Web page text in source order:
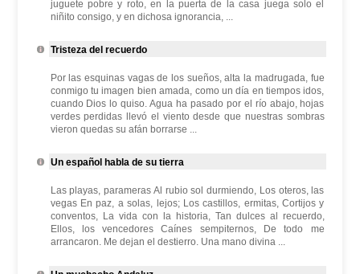
juguete pobre y roto, en la puerta de la casa juega solo el
niñito consigo, y en dichosa ignorancia, ...
Tristeza del recuerdo
Por las esquinas vagas de los sueños, alta la madrugada, fue
conmigo tu imagen bien amada, como un día en tiempos idos,
cuando Dios lo quiso. Agua ha pasado por el río abajo, hojas
verdes perdidas llevó el viento desde que nuestras sombras
vieron quedas su afán borrarse ...
Un español habla de su tierra
Las playas, parameras Al rubio sol durmiendo, Los oteros, las
vegas En paz, a solas, lejos; Los castillos, ermitas, Cortijos y
conventos, La vida con la historia, Tan dulces al recuerdo,
Ellos, los vencedores Caínes sempiternos, De todo me
arrancaron. Me dejan el destierro. Una mano divina ...